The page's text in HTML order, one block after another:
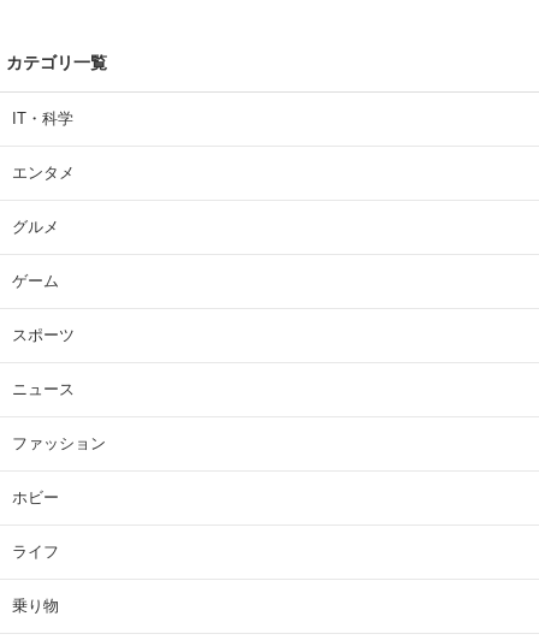
カテゴリ一覧
IT・科学
エンタメ
グルメ
ゲーム
スポーツ
ニュース
ファッション
ホビー
ライフ
乗り物